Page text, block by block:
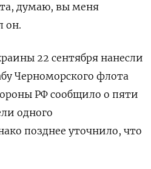
думаю, вы меня
он.
22 сентября нанесли
Черноморского флота
РФ сообщило о пяти
одного
позднее уточнило, что